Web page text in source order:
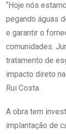
“Hoje nós
pegando águas
e garantir o
comunidades.
tratamento de
impacto direto
Rui Costa.
A obra tem
implantação de